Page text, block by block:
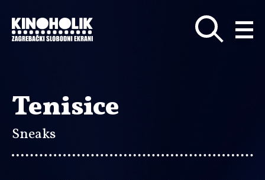
glavni
sadržaj
Tenisice
Sneaks